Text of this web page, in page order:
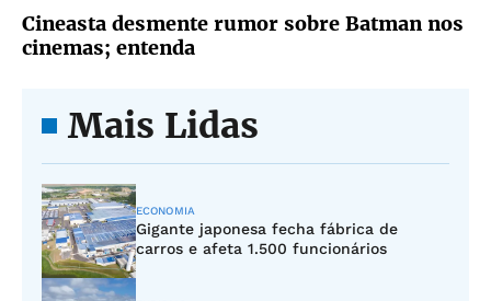
Cineasta desmente rumor sobre Batman nos
cinemas; entenda
Mais Lidas
ECONOMIA
Gigante japonesa fecha fábrica de
carros e afeta 1.500 funcionários